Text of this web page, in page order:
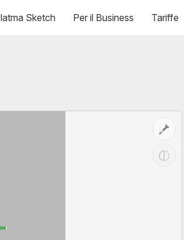
Sketch Per il Business Tariffe